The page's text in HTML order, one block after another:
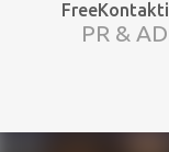
スキッ
PR &